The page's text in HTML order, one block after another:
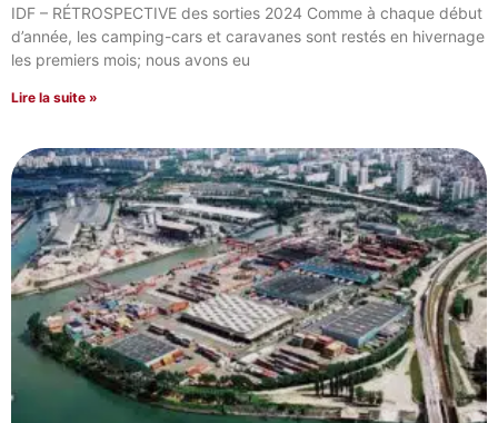
IDF – RÉTROSPECTIVE des sorties 2024 Comme à chaque début
d’année, les camping-cars et caravanes sont restés en hivernage
les premiers mois; nous avons eu
Lire la suite »